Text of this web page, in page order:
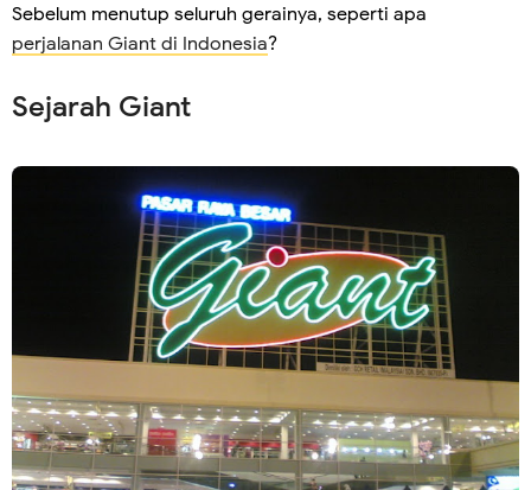
Sebelum menutup seluruh gerainya, seperti apa
perjalanan Giant di Indonesia?
Sejarah Giant